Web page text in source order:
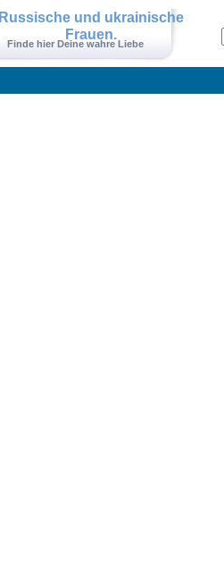
Russische und ukrainische
Frauen.
Finde hier Deine wahre Liebe